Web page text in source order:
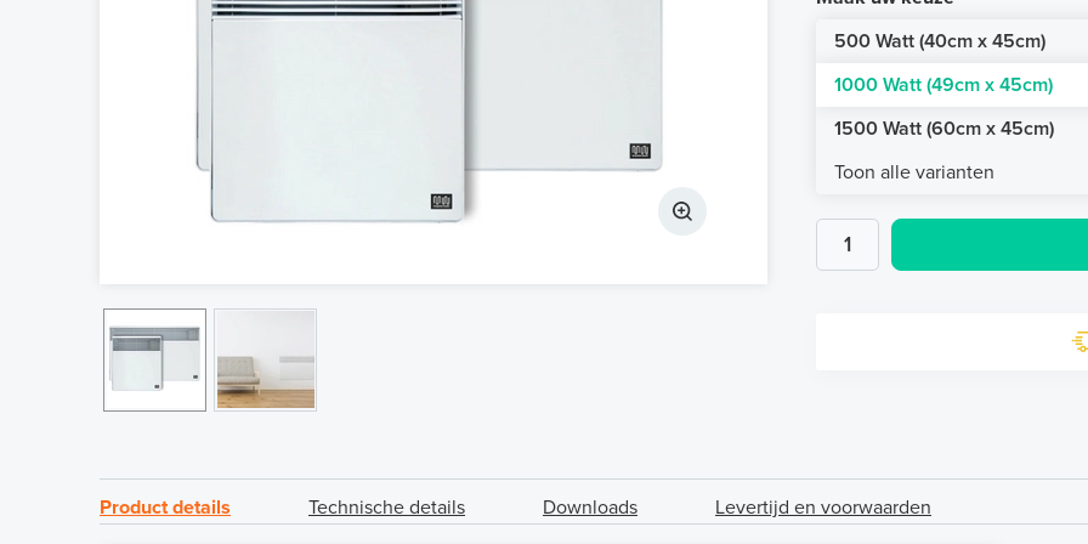
500 Watt (40cm x 45cm)
1000 Watt (49cm x 45cm)
1500 Watt (60cm x 45cm)
Toon alle varianten
Product details Technische details Downloads Levertijd en voorwaarden